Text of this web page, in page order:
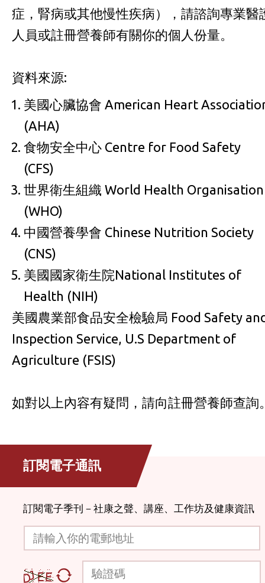
症，腎病或其他慢性疾病），請諮詢專業醫
人員或註冊營養師有關你的個人份量。
資料來源:
美國心臟協會 American Heart
(AHA)
食物安全中心 Centre for Food Safety
(CFS)
世界衛生組織 World Health Organisation
(WHO)
中國營養學會 Chinese Nutrition Society
(CNS)
美國國家衛生院National Institutes of
Health (NIH)
美國農業部食品安全檢驗局 Food Safety
Inspection Service, U.S Department of
Agriculture (FSIS)
如對以上內容有疑問，請向註冊營養師查詢
訂閱電子通訊
訂閱電子季刊－社康之聲、講座、工作坊及健康資訊
請輸入你的電郵地址
驗證碼